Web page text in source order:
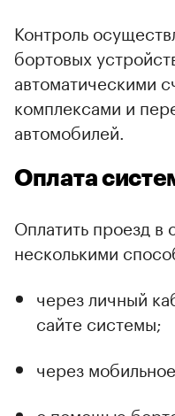
Контроль
бортовых
автоматическими
комплексами и
автомобилей.
Оплата
Оплатить проезд
несколькими
через личный
сайте системы;
через